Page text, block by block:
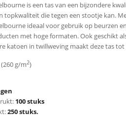
is een tas van een bijzondere
topkwaliteit die tegen een stootje kan.
ideaal voor gebruik op beurzen
met hoge formaten. Ook geschikt
katoen in twillweving maakt deze tas
(260 g/m2)
100 stuks
250 stuks.